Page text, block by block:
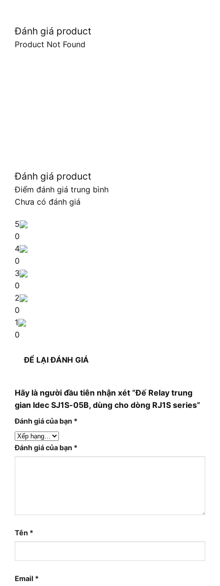
Đánh giá product
Product Not Found
Đánh giá product
Điểm đánh giá trung bình
Chưa có đánh giá
5
0
4
0
3
0
2
0
1
0
ĐỂ LẠI ĐÁNH GIÁ
Hãy là người đầu tiên nhận xét “Đế Relay trung
gian Idec SJ1S-05B, dùng cho dòng RJ1S series”
Đánh giá của bạn *
Đánh giá của bạn *
Tên *
Email *